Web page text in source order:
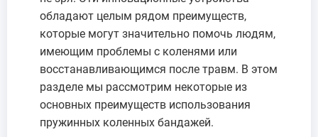
обладают целым рядом преимуществ,
которые могут значительно помочь людям,
имеющим проблемы с коленями или
восстанавливающимся после травм. В этом
разделе мы рассмотрим некоторые из
основных преимуществ использования
пружинных коленных бандажей.